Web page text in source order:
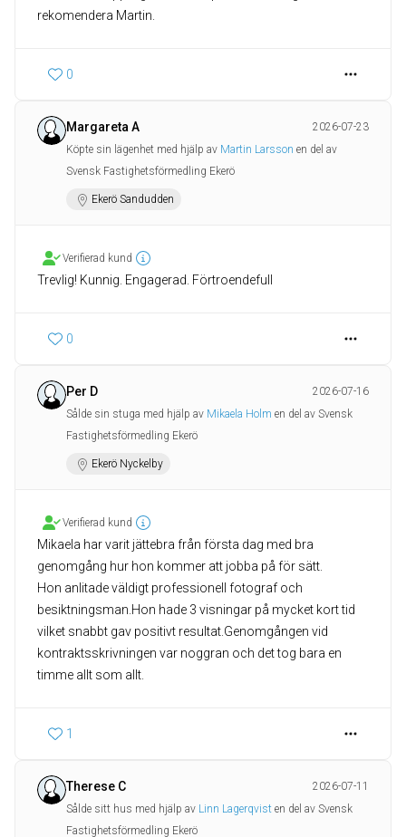
rekomendera Martin.
0
Margareta A
2026-07-23
Köpte sin lägenhet med hjälp av Martin Larsson en del av
Svensk Fastighetsförmedling Ekerö
Ekerö Sandudden
Verifierad kund
Trevlig! Kunnig. Engagerad. Förtroendefull
0
Per D
2026-07-16
Sålde sin stuga med hjälp av Mikaela Holm en del av Svensk
Fastighetsförmedling Ekerö
Ekerö Nyckelby
Verifierad kund
Mikaela har varit jättebra från första dag med bra
genomgång hur hon kommer att jobba på för sätt.
Hon anlitade väldigt professionell fotograf och
besiktningsman.Hon hade 3 visningar på mycket kort tid
vilket snabbt gav positivt resultat.Genomgången vid
kontraktsskrivningen var noggran och det tog bara en
1
Therese C
2026-07-11
Sålde sitt hus med hjälp av Linn Lagerqvist en del av Svensk
Fastighetsförmedling Ekerö